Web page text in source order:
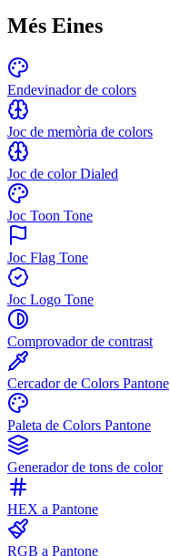
Més Eines
Endevinador de colors
Joc de memòria de colors
Joc de color Dialed
Joc Toon Tone
Joc Flag Tone
Joc Logo Tone
Comprovador de contrast
Cercador de Colors Pantone
Paleta de Colors Pantone
Generador de tons de color
HEX a Pantone
RGB a Pantone